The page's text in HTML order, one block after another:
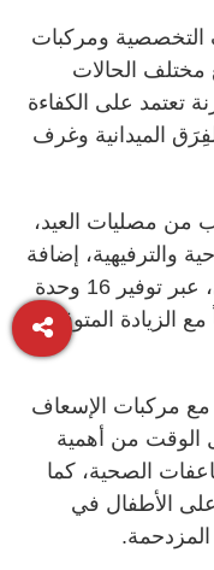
التخصصية ومركبات
مختلف الحالات
تعتمد على الكفاءة
الميدانية وغرف
من مصليات العيد،
والترفيهية، إضافة
إلى تأمين صالات مطار دبي الدولي، عبر توفير 16 وحدة
الزيادة المتوقعة
مع مركبات الإسعاف
الوقت من أهمية
الصحية، كما
على الأطفال في